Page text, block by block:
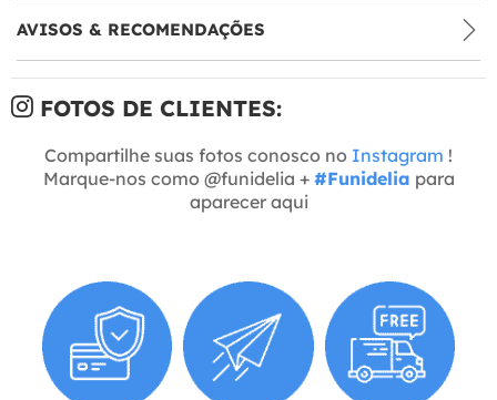
AVISOS & RECOMENDAÇÕES
FOTOS DE CLIENTES:
Compartilhe suas fotos conosco no Instagram !
Marque-nos como @funidelia + #Funidelia para
aparecer aqui